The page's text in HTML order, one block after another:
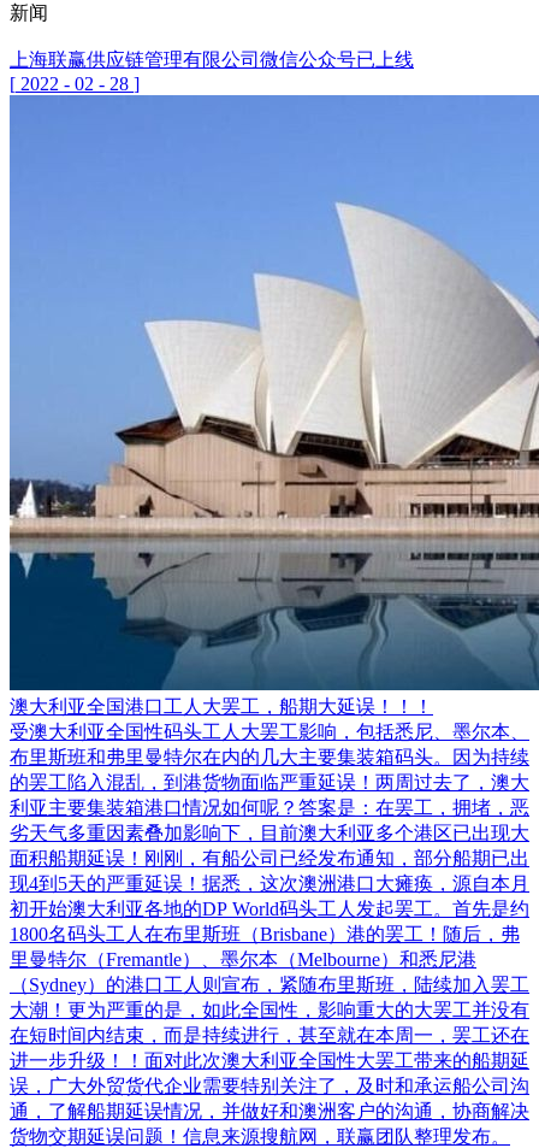
新闻
上海联赢供应链管理有限公司微信公众号已上线
[ 2022 - 02 - 28 ]
澳大利亚全国港口工人大罢工，船期大延误！！！
受澳大利亚全国性码头工人大罢工影响，包括悉尼、墨尔本、
布里斯班和弗里曼特尔在内的几大主要集装箱码头。因为持续
的罢工陷入混乱，到港货物面临严重延误！两周过去了，澳大
利亚主要集装箱港口情况如何呢？答案是：在罢工，拥堵，恶
劣天气多重因素叠加影响下，目前澳大利亚多个港区已出现大
面积船期延误！刚刚，有船公司已经发布通知，部分船期已出
现4到5天的严重延误！据悉，这次澳洲港口大瘫痪，源自本月
初开始澳大利亚各地的DP World码头工人发起罢工。首先是约
1800名码头工人在布里斯班（Brisbane）港的罢工！随后，弗
里曼特尔（Fremantle）、墨尔本（Melbourne）和悉尼港
（Sydney）的港口工人则宣布，紧随布里斯班，陆续加入罢工
大潮！更为严重的是，如此全国性，影响重大的大罢工并没有
在短时间内结束，而是持续进行，甚至就在本周一，罢工还在
进一步升级！！面对此次澳大利亚全国性大罢工带来的船期延
误，广大外贸货代企业需要特别关注了，及时和承运船公司沟
通，了解船期延误情况，并做好和澳洲客户的沟通，协商解决
货物交期延误问题！信息来源搜航网，联赢团队整理发布。